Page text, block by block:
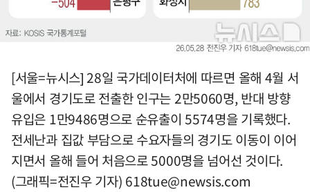
[서울=뉴시스] 28일 국가데이터처에 따르면 올해 4월 서
울에서 경기도로 전출한 인구는 2만5060명, 반대 방향
유입은 1만9486명으로 순유출이 5574명을 기록했다.
전세난과 집값 부담으로 수요자들의 경기도 이동이 이어
지면서 올해 들어 처음으로 5000명을 넘어선 것이다.
(그래픽=전진우 기자) 618tue@newsis.com